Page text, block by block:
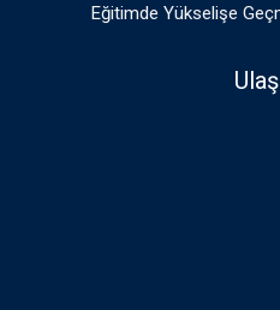
Eğitimde Yükselişe